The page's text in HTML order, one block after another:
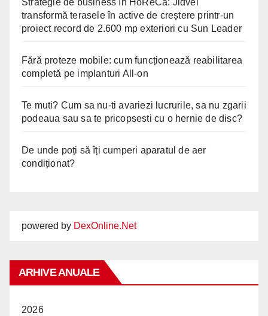
transformă terasele în active de creștere printr-un
proiect record de 2.600 mp exteriori cu Sun Leader
Fără proteze mobile: cum funcționează reabilitarea
completă pe implanturi All-on
Te muti? Cum sa nu-ti avariezi lucrurile, sa nu zgarii
podeaua sau sa te pricopsesti cu o hernie de disc?
De unde poți să îți cumperi aparatul de aer
condiționat?
powered by DexOnline.Net
ARHIVE ANUALE
2026